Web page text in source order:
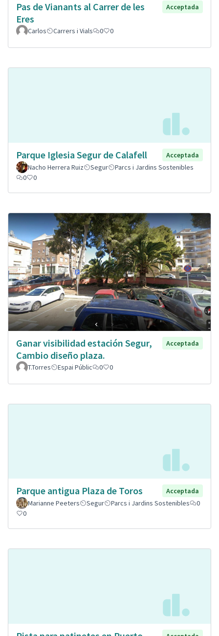
Pas de Vianants al Carrer de les
Eres
Acceptada
Carlos Carrers i Vials 0 0
Parque Iglesia Segur de Calafell
Acceptada
Nacho Herrera Ruiz
Segur
Parcs i Jardins Sostenibles
0
0
Ganar visibilidad estación Segur,
Cambio diseño plaza.
Acceptada
T.Torres Espai Públic 0 0
Parque antigua Plaza de Toros
Acceptada
Marianne Peeters
Segur Parcs i Jardins Sostenibles
0
0